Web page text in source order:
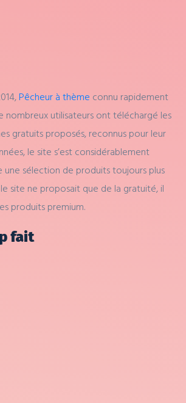
Pêcheur à thème connu rapidement
nombreux utilisateurs ont téléchargé les
gratuits proposés, reconnus pour leur
le site s’est considérablement
une sélection de produits toujours plus
site ne proposait que de la gratuité, il
produits premium.
fait